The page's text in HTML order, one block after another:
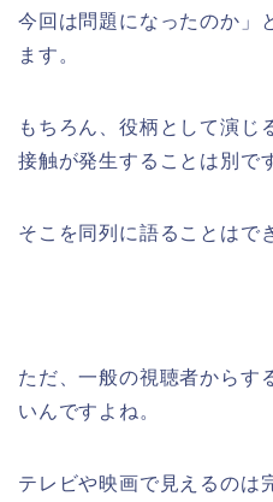
今回は問題になったのか」
ます。
もちろん、役柄として演じ
接触が発生することは別で
そこを同列に語ることはで
ただ、一般の視聴者からす
いんですよね。
テレビや映画で見えるのは